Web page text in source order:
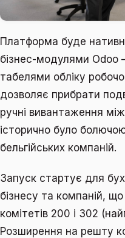
Платформа буде
бізнес-модулями Odoo
табелями обліку
дозволяє прибрати
ручні вивантаження
історично було
бельгійських компаній.
Запуск стартує для
бізнесу та компаній,
комітетів 200 і 302
Розширення на решту